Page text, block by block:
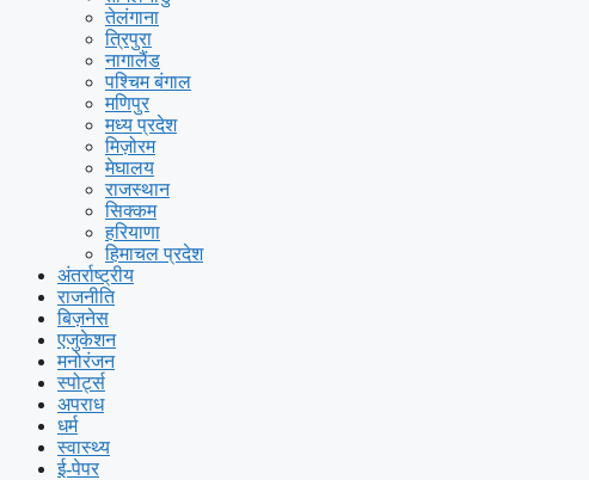
तेलंगाना
त्रिपुरा
नागालैंड
पश्चिम बंगाल
मणिपुर
मध्य प्रदेश
मिज़ोरम
मेघालय
राजस्थान
सिक्कम
हरियाणा
हिमाचल प्रदेश
अंतर्राष्ट्रीय
राजनीति
बिज़नेस
एजुकेशन
मनोरंजन
स्पोर्ट्स
अपराध
धर्म
स्वास्थ्य
ई-पेपर